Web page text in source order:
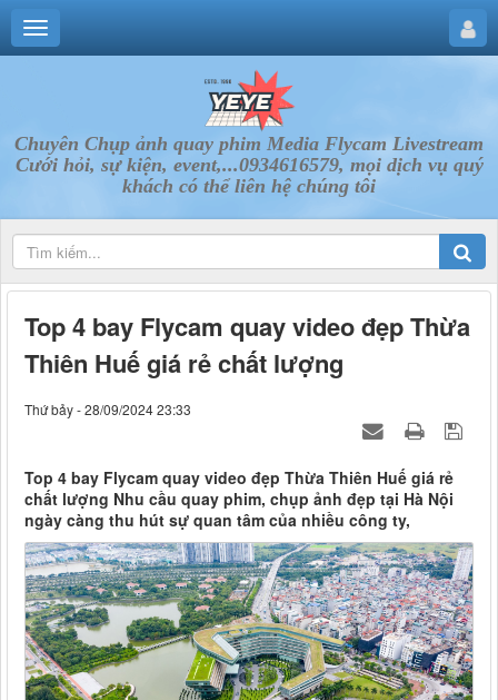
Chuyên Chụp ảnh quay phim Media Flycam Livestream
Cưới hỏi, sự kiện, event,...0934616579, mọi dịch vụ quý
khách có thể liên hệ chúng tôi
Top 4 bay Flycam quay video đẹp Thừa
Thiên Huế giá rẻ chất lượng
Thứ bảy - 28/09/2024 23:33
Top 4 bay Flycam quay video đẹp Thừa Thiên Huế giá rẻ
chất lượng Nhu cầu quay phim, chụp ảnh đẹp tại Hà Nội
ngày càng thu hút sự quan tâm của nhiều công ty,